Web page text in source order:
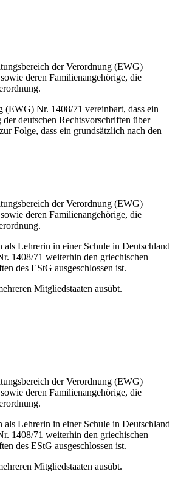
der Verordnung (EWG)
deren Familienangehörige, die
(EWG) Nr. 1408/71 vereinbart, dass ein
deutschen Rechtsvorschriften über
Folge, dass ein grundsätzlich nach den
der Verordnung (EWG)
deren Familienangehörige, die
Lehrerin in einer Schule in Deutschland
1408/71 weiterhin den griechischen
des EStG ausgeschlossen ist.
Mitgliedstaaten ausübt.
der Verordnung (EWG)
deren Familienangehörige, die
Lehrerin in einer Schule in Deutschland
1408/71 weiterhin den griechischen
des EStG ausgeschlossen ist.
Mitgliedstaaten ausübt.